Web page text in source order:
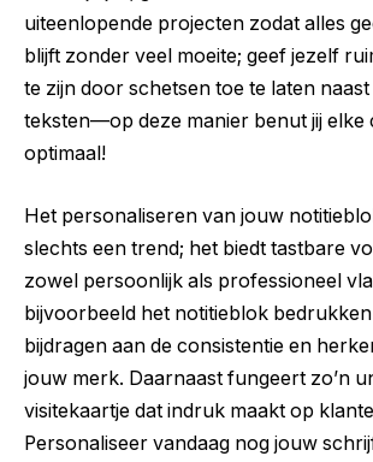
uiteenlopende projecten zodat alles
blijft zonder veel moeite; geef jezelf
te zijn door schetsen toe te laten
teksten—op deze manier benut jij elke
optimaal!
Het personaliseren van jouw
slechts een trend; het biedt tastbare
zowel persoonlijk als professioneel
bijvoorbeeld het notitieblok
bijdragen aan de consistentie en
jouw merk. Daarnaast fungeert zo’n
visitekaartje dat indruk maakt op
Personaliseer vandaag nog jouw